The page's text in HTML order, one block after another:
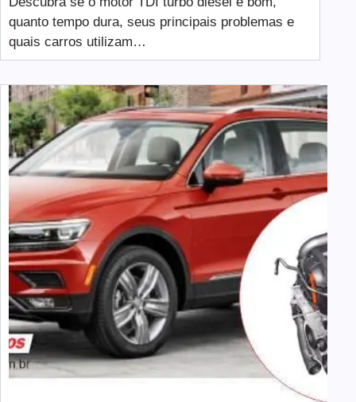
quanto tempo dura, seus principais problemas e
quais carros utilizam…